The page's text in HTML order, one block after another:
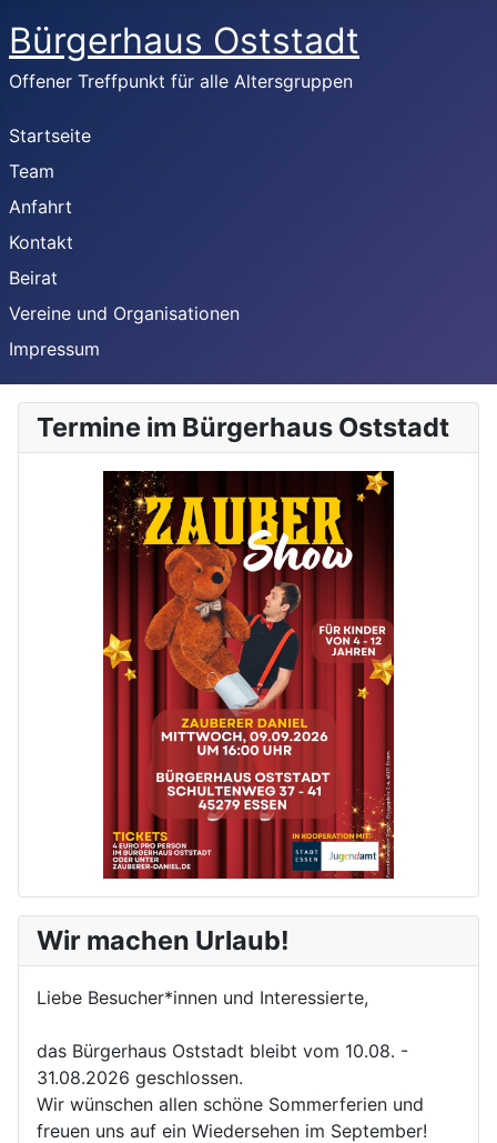
Bürgerhaus Oststadt
Offener Treffpunkt für alle Altersgruppen
Startseite
Team
Anfahrt
Kontakt
Beirat
Vereine und Organisationen
Impressum
Termine im Bürgerhaus Oststadt
Wir machen Urlaub!
Liebe Besucher*innen und Interessierte,
das Bürgerhaus Oststadt bleibt vom 10.08. -
31.08.2026 geschlossen.
Wir wünschen allen schöne Sommerferien und
freuen uns auf ein Wiedersehen im September!